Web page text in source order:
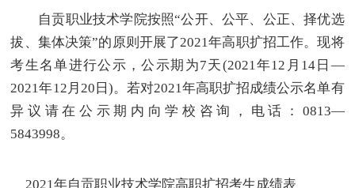
自贡职业技术学院按照“公开、公平、公正、择优选
拔、集体决策”的原则开展了2021年高职扩招工作。现将
考生名单进行公示，公示期为7天(2021年12月14日—
2021年12月20日)。若对2021年高职扩招成绩公示名单有
异议请在公示期内向学校咨询，电话：0813—
5843998。